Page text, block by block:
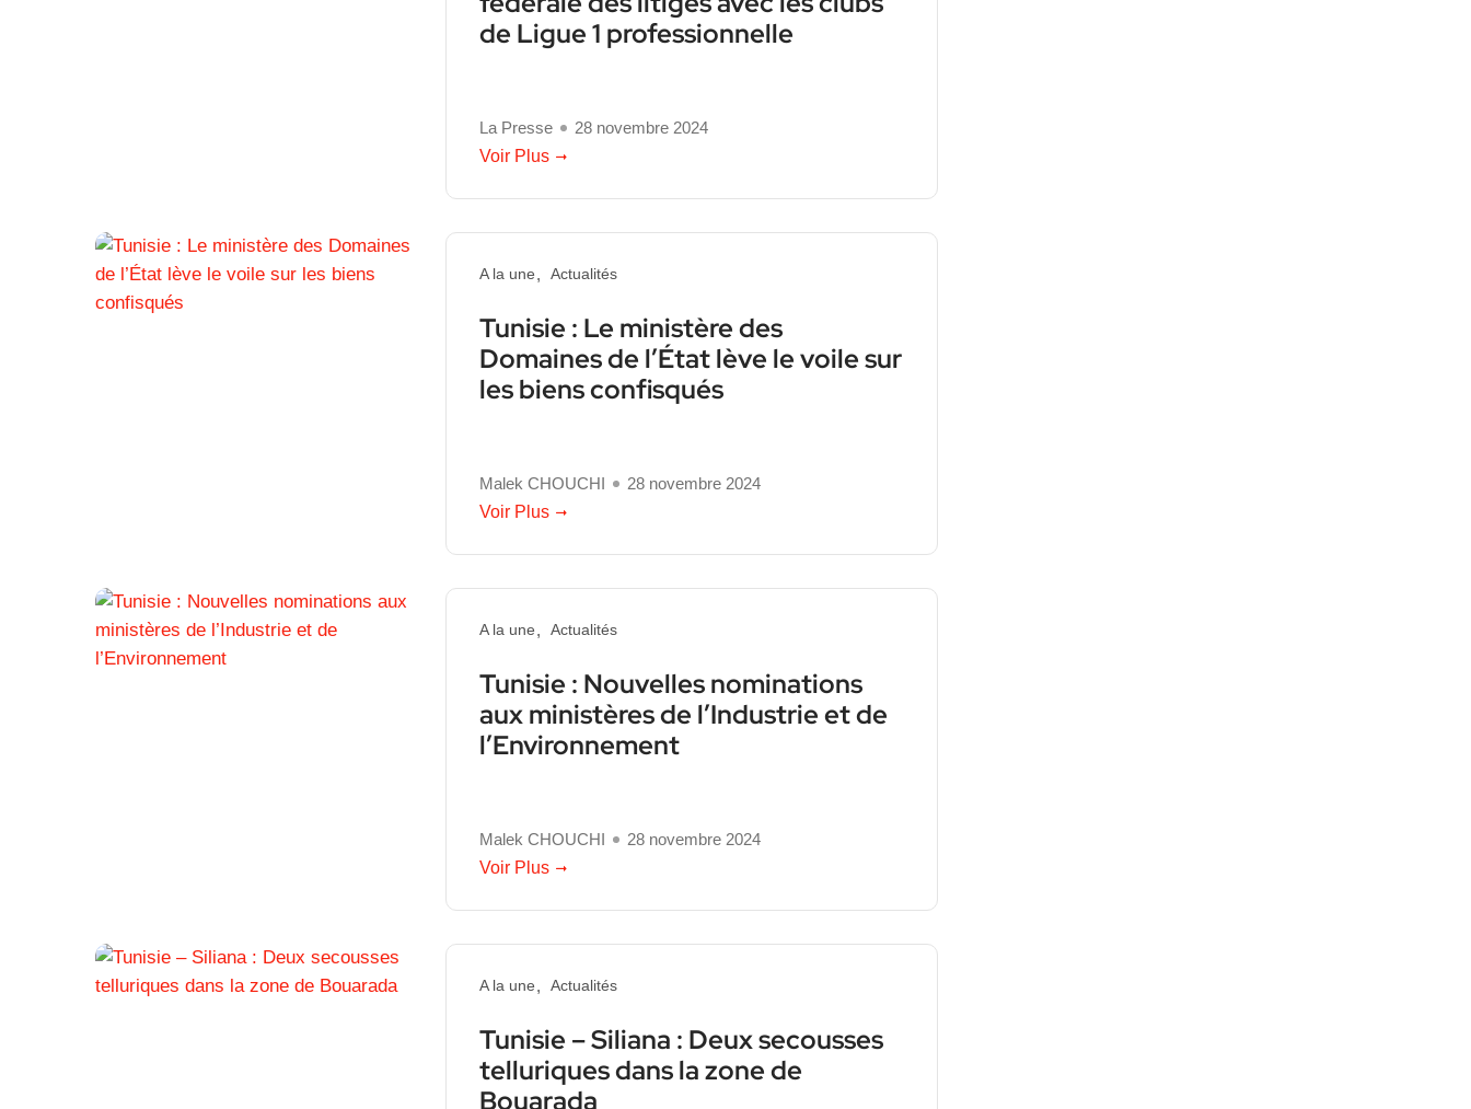
de Ligue 1 professionnelle
La Presse
28 novembre 2024
Voir Plus
A la une Actualités
Tunisie : Le ministère des
Domaines de l’État lève le voile sur
les biens confisqués
Malek CHOUCHI
28 novembre 2024
Voir Plus
A la une Actualités
Tunisie : Nouvelles nominations
aux ministères de l’Industrie et de
l’Environnement
Malek CHOUCHI
28 novembre 2024
Voir Plus
A la une Actualités
Tunisie – Siliana : Deux secousses
telluriques dans la zone de
Bouarada